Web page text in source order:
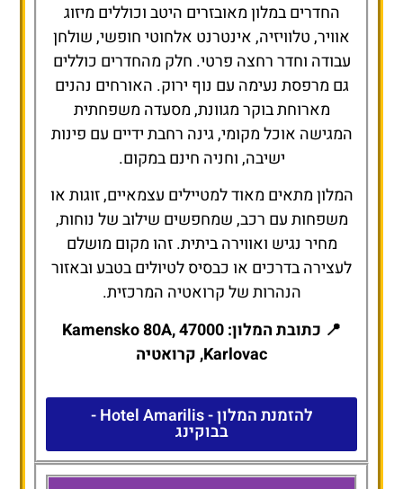
החדרים במלון מאובזרים היטב וכוללים מיזוג
אוויר, טלוויזיה, אינטרנט אלחוטי חופשי, שולחן
עבודה וחדר רחצה פרטי. חלק מהחדרים כוללים
גם מרפסת נעימה עם נוף ירוק. האורחים נהנים
מארוחת בוקר מגוונת, מסעדה משפחתית
המגישה אוכל מקומי, גינה רחבת ידיים עם פינות
ישיבה, וחניה חינם במקום.
המלון מתאים מאוד למטיילים עצמאיים, זוגות או
משפחות עם רכב, שמחפשים שילוב של נוחות,
מחיר נגיש ואווירה ביתית. זהו מקום מושלם
לעצירה בדרכים או כבסיס לטיולים בטבע ובאזור
הנהרות של קרואטיה המרכזית.
📍 כתובת המלון: Kamensko 80A, 47000
Karlovac, קרואטיה
להזמנת המלון - Hotel Amarilis -
בבוקינג